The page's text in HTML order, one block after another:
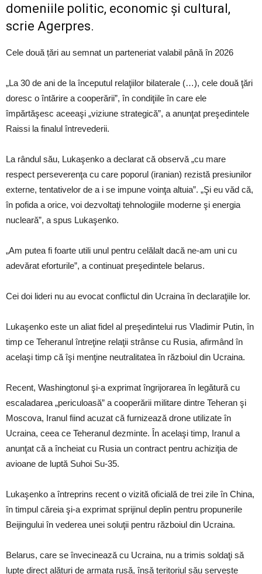
domeniile politic, economic şi cultural,
scrie Agerpres.
Cele două țări au semnat un parteneriat valabil până în 2026
„La 30 de ani de la începutul relaţiilor bilaterale (…), cele două ţări
doresc o întărire a cooperării”, în condiţiile în care ele
împărtăşesc aceeaşi „viziune strategică”, a anunţat preşedintele
Raissi la finalul întrevederii.
La rândul său, Lukaşenko a declarat că observă „cu mare
respect perseverenţa cu care poporul (iranian) rezistă presiunilor
externe, tentativelor de a i se impune voinţa altuia”. „Şi eu văd că,
în pofida a orice, voi dezvoltaţi tehnologiile moderne şi energia
nucleară”, a spus Lukaşenko.
„Am putea fi foarte utili unul pentru celălalt dacă ne-am uni cu
adevărat eforturile”, a continuat preşedintele belarus.
Cei doi lideri nu au evocat conflictul din Ucraina în declaraţiile lor.
Lukaşenko este un aliat fidel al preşedintelui rus Vladimir Putin, în
timp ce Teheranul întreţine relaţii strânse cu Rusia, afirmând în
acelaşi timp că îşi menţine neutralitatea în războiul din Ucraina.
Recent, Washingtonul şi-a exprimat îngrijorarea în legătură cu
escaladarea „periculoasă” a cooperării militare dintre Teheran şi
Moscova, Iranul fiind acuzat că furnizează drone utilizate în
Ucraina, ceea ce Teheranul dezminte. În acelaşi timp, Iranul a
anunţat că a încheiat cu Rusia un contract pentru achiziţia de
avioane de luptă Suhoi Su-35.
Lukaşenko a întreprins recent o vizită oficială de trei zile în China,
în timpul căreia şi-a exprimat sprijinul deplin pentru propunerile
Beijingului în vederea unei soluţii pentru războiul din Ucraina.
Belarus, care se învecinează cu Ucraina, nu a trimis soldaţi să
lupte direct alături de armata rusă, însă teritoriul său serveşte